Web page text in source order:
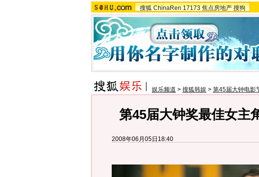
搜狐 ChinaRen 17173 焦点房地产 搜狗
娱乐频道 > 搜狐韩娱 > 第45届大钟电影
第45届大钟奖最佳女主
2008年06月05日18:40